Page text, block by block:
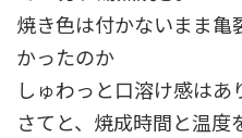
焼き色は付かないまま
かったのか
しゅわっと口溶け感はあ
さてと、焼成時間と温度